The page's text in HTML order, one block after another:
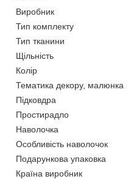
Виробник
Тип комплекту
Тип тканини
Щільність
Колір
Тематика декору, малюнка
Підковдра
Простирадло
Наволочка
Особливість наволочок
Подарункова упаковка
Країна виробник